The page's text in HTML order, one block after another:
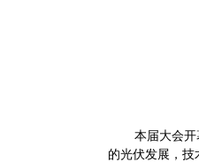
本届大会开
的光伏发展，技